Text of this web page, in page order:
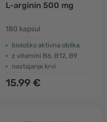
L-arginin 500 mg
180 kapsul
biološko aktivna oblika
z vitamini B6, B12, B9
nastajanje krvi
15.99 €